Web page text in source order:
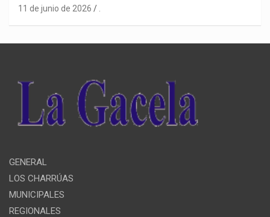
11 de junio de 2026
GENERAL
LOS CHARRÚAS
MUNICIPALES
REGIONALES